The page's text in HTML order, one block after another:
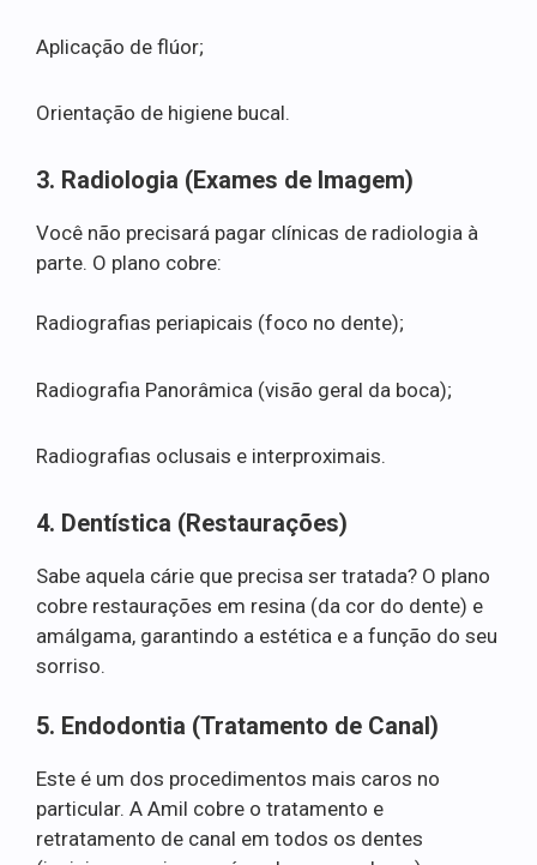
Aplicação de flúor;
Orientação de higiene bucal.
3. Radiologia (Exames de Imagem)
Você não precisará pagar clínicas de radiologia à
parte. O plano cobre:
Radiografias periapicais (foco no dente);
Radiografia Panorâmica (visão geral da boca);
Radiografias oclusais e interproximais.
4. Dentística (Restaurações)
Sabe aquela cárie que precisa ser tratada? O plano
cobre restaurações em resina (da cor do dente) e
amálgama, garantindo a estética e a função do seu
sorriso.
5. Endodontia (Tratamento de Canal)
Este é um dos procedimentos mais caros no
particular. A Amil cobre o tratamento e
retratamento de canal em todos os dentes